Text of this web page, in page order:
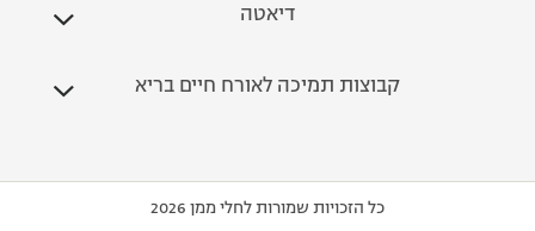
דיאטה
קבוצות תמיכה לאורח חיים בריא
כל הזכויות שמורות לחלי ממן 2026